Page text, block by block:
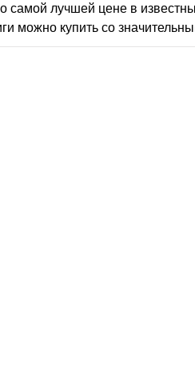
лучшей цене в
можно купить со